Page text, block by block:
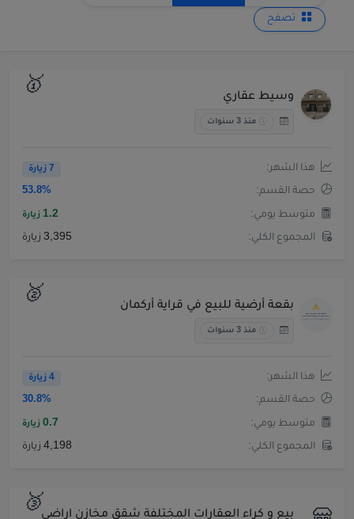
تصفح
🥇 وسيط عقاري
منذ 3 سنوات
هذا الشهر: 7 زيارة
حصة القسم: 53.8%
متوسط يومي: 1.2 زيارة
المجموع الكلي: 3,395 زيارة
🥈 بقعة أرضية للبيع في قراية أركمان
منذ 3 سنوات
هذا الشهر: 4 زيارة
حصة القسم: 30.8%
متوسط يومي: 0.7 زيارة
المجموع الكلي: 4,198 زيارة
🥉بيع و كراء العقارات المختلفة شقق مخازن اراضي